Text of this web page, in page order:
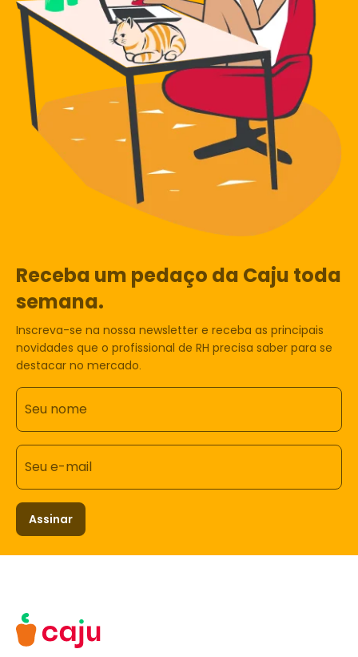
Receba um pedaço da Caju toda
semana.
Inscreva-se na nossa newsletter e receba as principais
novidades que o profissional de RH precisa saber para se
destacar no mercado.
Seu nome
Seu e-mail
Assinar